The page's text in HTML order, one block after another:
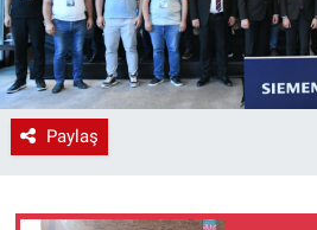
Paylaş